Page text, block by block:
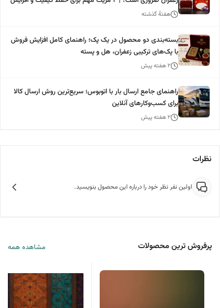
ارزش محصول
هفتهٔ گذشته
بسته‌بندی دو محصول در یک پک؛ راهنمای کامل افزایش فروش
با پک‌های ترکیبی زعفران، هل و پسته
۲ هفته پیش
راهنمای جامع ارسال بار با اتوبوس؛ سریع‌ترین روش ارسال کالا
برای کسب‌وکارهای آنلاین
۲ هفته پیش
نظرات
اولین نفر نظر خود را درباره این محصول بنویسید.
پرفروش ترین محصولات مشاهده همه